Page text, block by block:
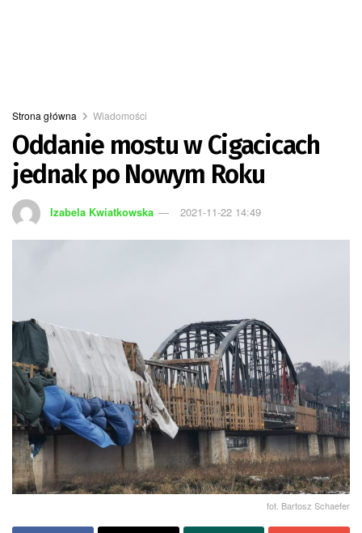
Strona główna Wiadomości
Oddanie mostu w Cigacicach
jednak po Nowym Roku
Izabela Kwiatkowska 2021-11-22 14:49
fot. Bartosz Schaefer